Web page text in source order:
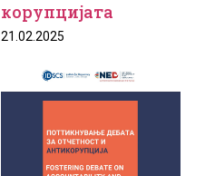
корупцијата
21.02.2025